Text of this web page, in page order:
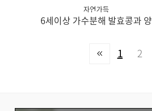
자연가득
6세이상 가수분해 발효콩과 양
1 2